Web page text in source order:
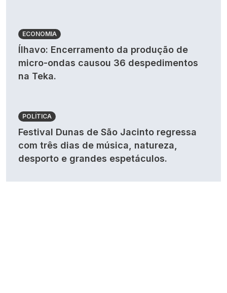
ECONOMIA
Ílhavo: Encerramento da produção de
micro-ondas causou 36 despedimentos
na Teka.
POLÍTICA
Festival Dunas de São Jacinto regressa
com três dias de música, natureza,
desporto e grandes espetáculos.